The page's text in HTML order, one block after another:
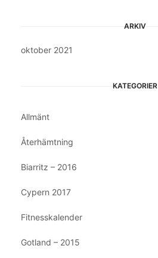
ARKIV
oktober 2021
KATEGORIER
Allmänt
Återhämtning
Biarritz – 2016
Cypern 2017
Fitnesskalender
Gotland – 2015